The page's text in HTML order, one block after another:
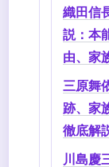
織田信
説：本
由、家
三原舞
跡、家
徹底解
川島慶